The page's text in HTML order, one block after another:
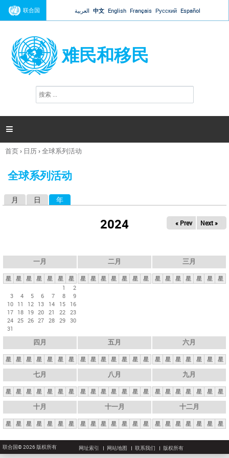
Jump to navigation
联合国 العربية 中文 English Français Русский Español
难民和移民
搜
索

你
这
首页› 日历›全球系列活动
全球系列活动
月 日 年
2024 « Prev Next »
一月
星 星 星 星 星 星
星
1
2
3
4 5 6 7 8
9
10 11 12 13 14 15
16
17 18 19 20 21 22 23
24 25 26 27 28 29 30
31
二月
星 星 星 星 星 星 星
三月
星 星 星 星 星 星 星
四月
星 星 星 星 星 星 星
五月
星 星 星 星 星 星 星
六月
星 星 星 星 星 星 星
七月
星 星 星 星 星 星 星
八月
星 星 星 星 星 星 星
九月
星 星 星 星 星 星 星
十月
星 星 星 星 星 星 星
十一月
星 星 星 星 星 星 星
十二月
星 星 星 星 星 星 星
联合国© 2026 版权所有 网址索引 网站地图 联系我们 版权所有